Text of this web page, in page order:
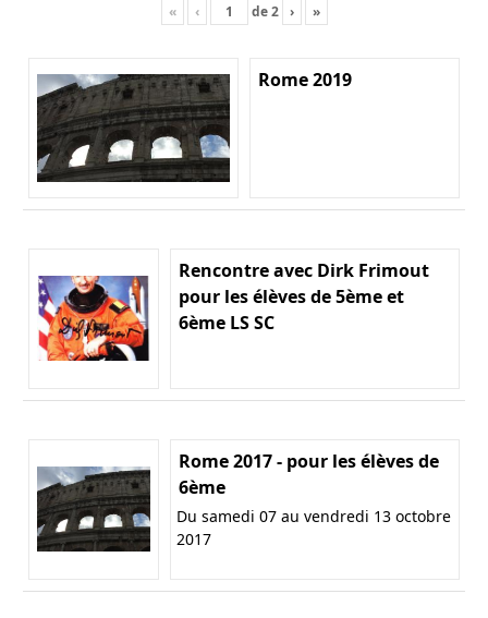
« ‹ de2 › »
Rome 2019
Rencontre avec Dirk Frimout
pour les élèves de 5ème et
6ème LS SC
Rome 2017 - pour les élèves de
6ème
Du samedi 07 au vendredi 13 octobre
2017